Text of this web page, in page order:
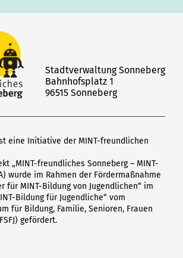
Stadtverwaltung Sonneberg
Bahnhofsplatz 1
96515 Sonneberg
eine Initiative der MINT-freundlichen
„MINT-freundliches Sonneberg – MINT-
wurde im Rahmen der Fördermaßnahme
für MINT-Bildung von Jugendlichen“ im
Bildung für Jugendliche“ vom
für Bildung, Familie, Senioren, Frauen
gefördert.